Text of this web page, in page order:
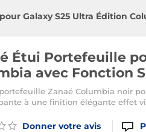
Galaxy S25 Ultra Édition
Étui Portefeuille
avec Fonction
Zanaé Columbia noir
à une finition élégante effet
Donner votre avis